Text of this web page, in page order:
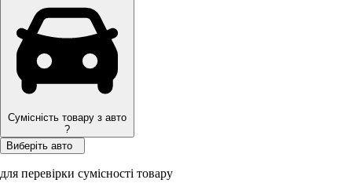
Сумісність товару з авто
?
Виберіть авто
для перевірки сумісності товару